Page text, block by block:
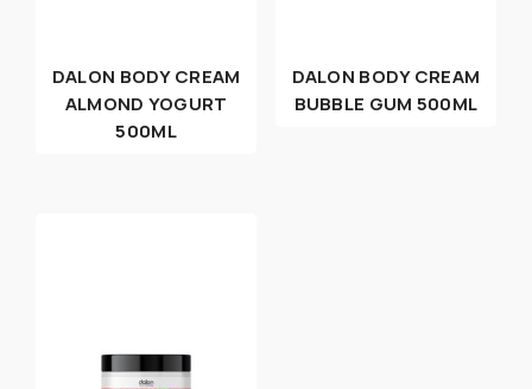
DALON BODY CREAM
ALMOND YOGURT
500ML
DALON BODY CREAM
BUBBLE GUM 500ML